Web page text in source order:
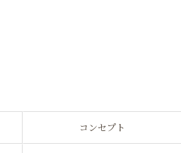
コンセプト